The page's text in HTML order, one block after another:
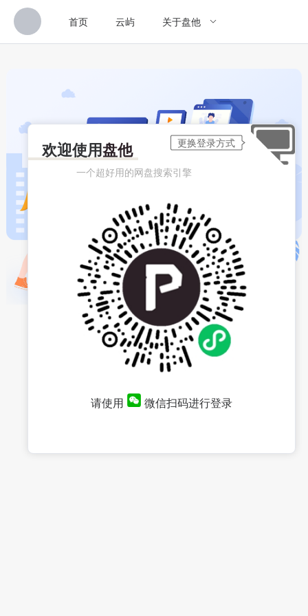
首页 云屿 关于盘他
欢迎使用盘他
一个超好用的网盘搜索引擎
请使用 微信扫码进行登录